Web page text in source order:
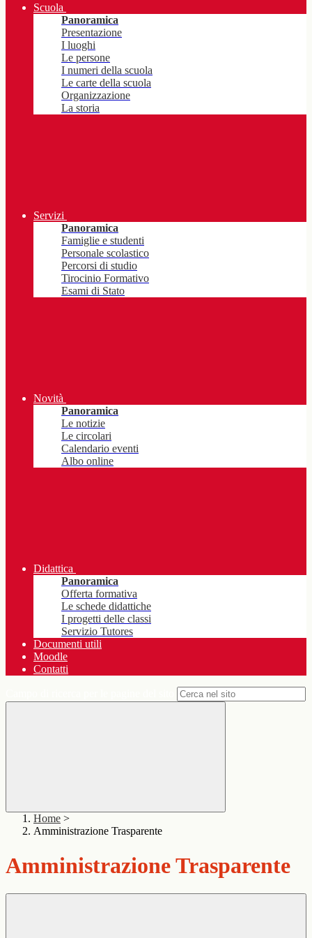
Scuola
Panoramica
Presentazione
I luoghi
Le persone
I numeri della scuola
Le carte della scuola
Organizzazione
La storia
Servizi
Panoramica
Famiglie e studenti
Personale scolastico
Percorsi di studio
Tirocinio Formativo
Esami di Stato
Novità
Panoramica
Le notizie
Le circolari
Calendario eventi
Albo online
Didattica
Panoramica
Offerta formativa
Le schede didattiche
I progetti delle classi
Servizio Tutores
Documenti utili
Moodle
Contatti
Home >
Amministrazione Trasparente
Amministrazione Trasparente